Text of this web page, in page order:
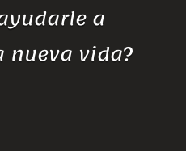
a
nueva vida?